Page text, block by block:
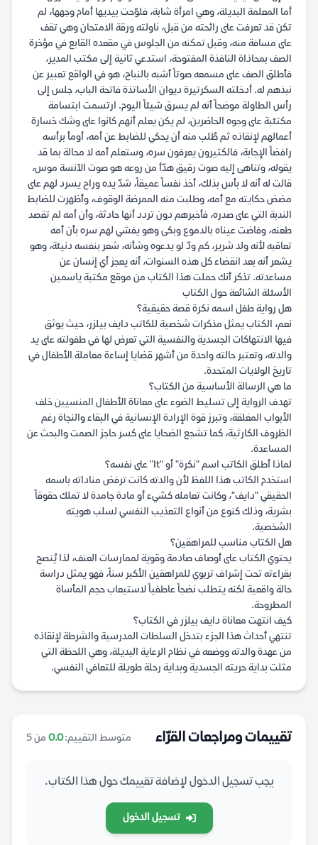
أما المعلمة البديلة، وهي امرأة شابة، فلوّحت بيديها أمام وجهها، لم
تكن قد تعرفت على رائحته من قبل، ناولته ورقة الامتحان وهي تقف
على مسافة منه، وقبل تمكنه من الجلوس في مقعده القابع في مؤخرة
الصف بمحاذاة النافذة المفتوحة، استدعي ثانية إلى مكتب المدير،
فأطلق الصف على مسمعه صوتاً أشبه بالنباح، هو في الواقع تعبير عن
نبذهم له. أدخلته السكرتيرة ديوان الأساتذة فاتحة الباب، جلس إلى
رأس الطاولة موضحاً أنه لم يسرق شيئاً اليوم. ارتسمت ابتسامة
مكتئبة على وجوه الحاضرين، لم يكن يعلم أنهم كانوا على وشك خسارة
أعمالهم لإنقاذه ثم طُلب منه أن يحكي للضابط عن أمه، أومأ برأسه
رافضاً الإجابة، فالكثيرون يعرفون سره، وستعلم أمه لا محالة بما قد
يقوله، وتناهى إليه صوت رقيق هدّأ من روعه هو صوت الآنسة موس،
قالت له أنه لا بأس بذلك، أخذ نفساً عميقاً، شدّ يده وراح يسرد لهم على
مضض حكايته مع أمه، وطلبت منه الممرضة الوقوف، وأظهرت للضابط
الندبة التي على صدره، فأخبرهم دون تردد أنها حادثة، وأن أمه لم تقصد
طعنه، وفاضت عيناه بالدموع وبكى وهو يفشي لهم سره بأن أمه
تعاقبه لأنه ولد شرير، كم ودّ لو يدعوه وشأنه، شعر بنفسه دنيئة، وهو
يشعر أنه بعد انقضاء كل هذه السنوات، أنه يعجز أي إنسان عن
مساعدته. تذكر أنك حملت هذا الكتاب من موقع مكتبة ياسمين
الأسئلة الشائعة حول الكتاب
هل رواية طفل اسمه نكرة قصة حقيقية؟
نعم، الكتاب يمثل مذكرات شخصية للكاتب دايف بيلزر، حيث يوثق
فيها الانتهاكات الجسدية والنفسية التي تعرض لها في طفولته على يد
والدته، وتعتبر حالته واحدة من أشهر قضايا إساءة معاملة الأطفال في
تاريخ الولايات المتحدة.
ما هي الرسالة الأساسية من الكتاب؟
تهدف الرواية إلى تسليط الضوء على معاناة الأطفال المنسيين خلف
الأبواب المغلقة، وتبرز قوة الإرادة الإنسانية في البقاء والنجاة رغم
الظروف الكارثية، كما تشجع الضحايا على كسر حاجز الصمت والبحث عن
المساعدة.
لماذا أطلق الكاتب اسم "نكرة" أو "It" على نفسه؟
استخدم الكاتب هذا اللفظ لأن والدته كانت ترفض مناداته باسمه
الحقيقي "دايف"، وكانت تعامله كشيء أو مادة جامدة لا تملك حقوقاً
بشرية، وذلك كنوع من أنواع التعذيب النفسي لسلب هويته
الشخصية.
هل الكتاب مناسب للمراهقين؟
يحتوي الكتاب على أوصاف صادمة وقوية لممارسات العنف، لذا يُنصح
بقراءته تحت إشراف تربوي للمراهقين الأكبر سناً، فهو يمثل دراسة
حالة واقعية لكنه يتطلب نضجاً عاطفياً لاستيعاب حجم المأساة
المطروحة.
كيف انتهت معاناة دايف بيلزر في الكتاب؟
تنتهي أحداث هذا الجزء بتدخل السلطات المدرسية والشرطة لإنقاذه
من عهدة والدته ووضعه في نظام الرعاية البديلة، وهي اللحظة التي
مثلت بداية حريته الجسدية وبداية رحلة طويلة للتعافي النفسي.
تقييمات ومراجعات القرّاء متوسط التقييم:0.0 من 5
يجب تسجيل الدخول لإضافة تقييمك حول هذا الكتاب.
تسجيل الدخول